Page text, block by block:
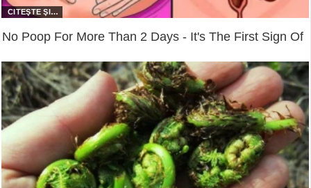
No Poop For More Than 2 Days - It's The First Sign Of